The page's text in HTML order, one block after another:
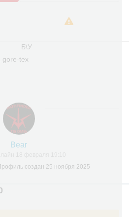
Б\У
gore-tex
Bear
создан 25 ноября 2025